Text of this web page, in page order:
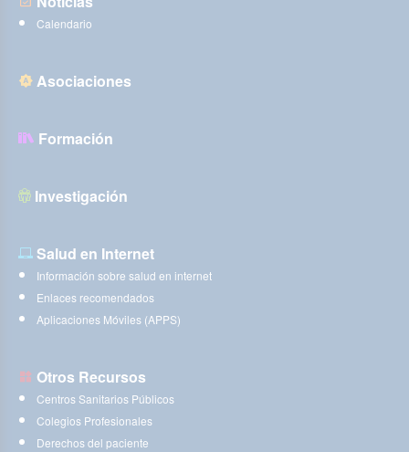
Calendario
Asociaciones
Formación
Investigación
Salud en Internet
Información sobre salud en internet
Enlaces recomendados
Aplicaciones Móviles (APPS)
Otros Recursos
Centros Sanitarios Públicos
Colegios Profesionales
Derechos del paciente